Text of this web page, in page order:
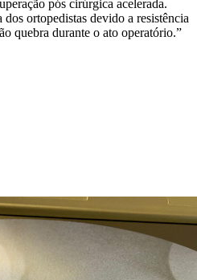
pós cirúrgica acelerada.
ortopedistas devido a resistência
quebra durante o ato operatório.”